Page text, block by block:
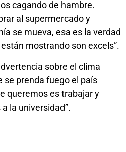
cagando de hambre.
al supermercado y
se mueva, esa es la verdad
mostrando son excels”.
sobre el clima
se prenda fuego el país
queremos es trabajar y
la universidad”.